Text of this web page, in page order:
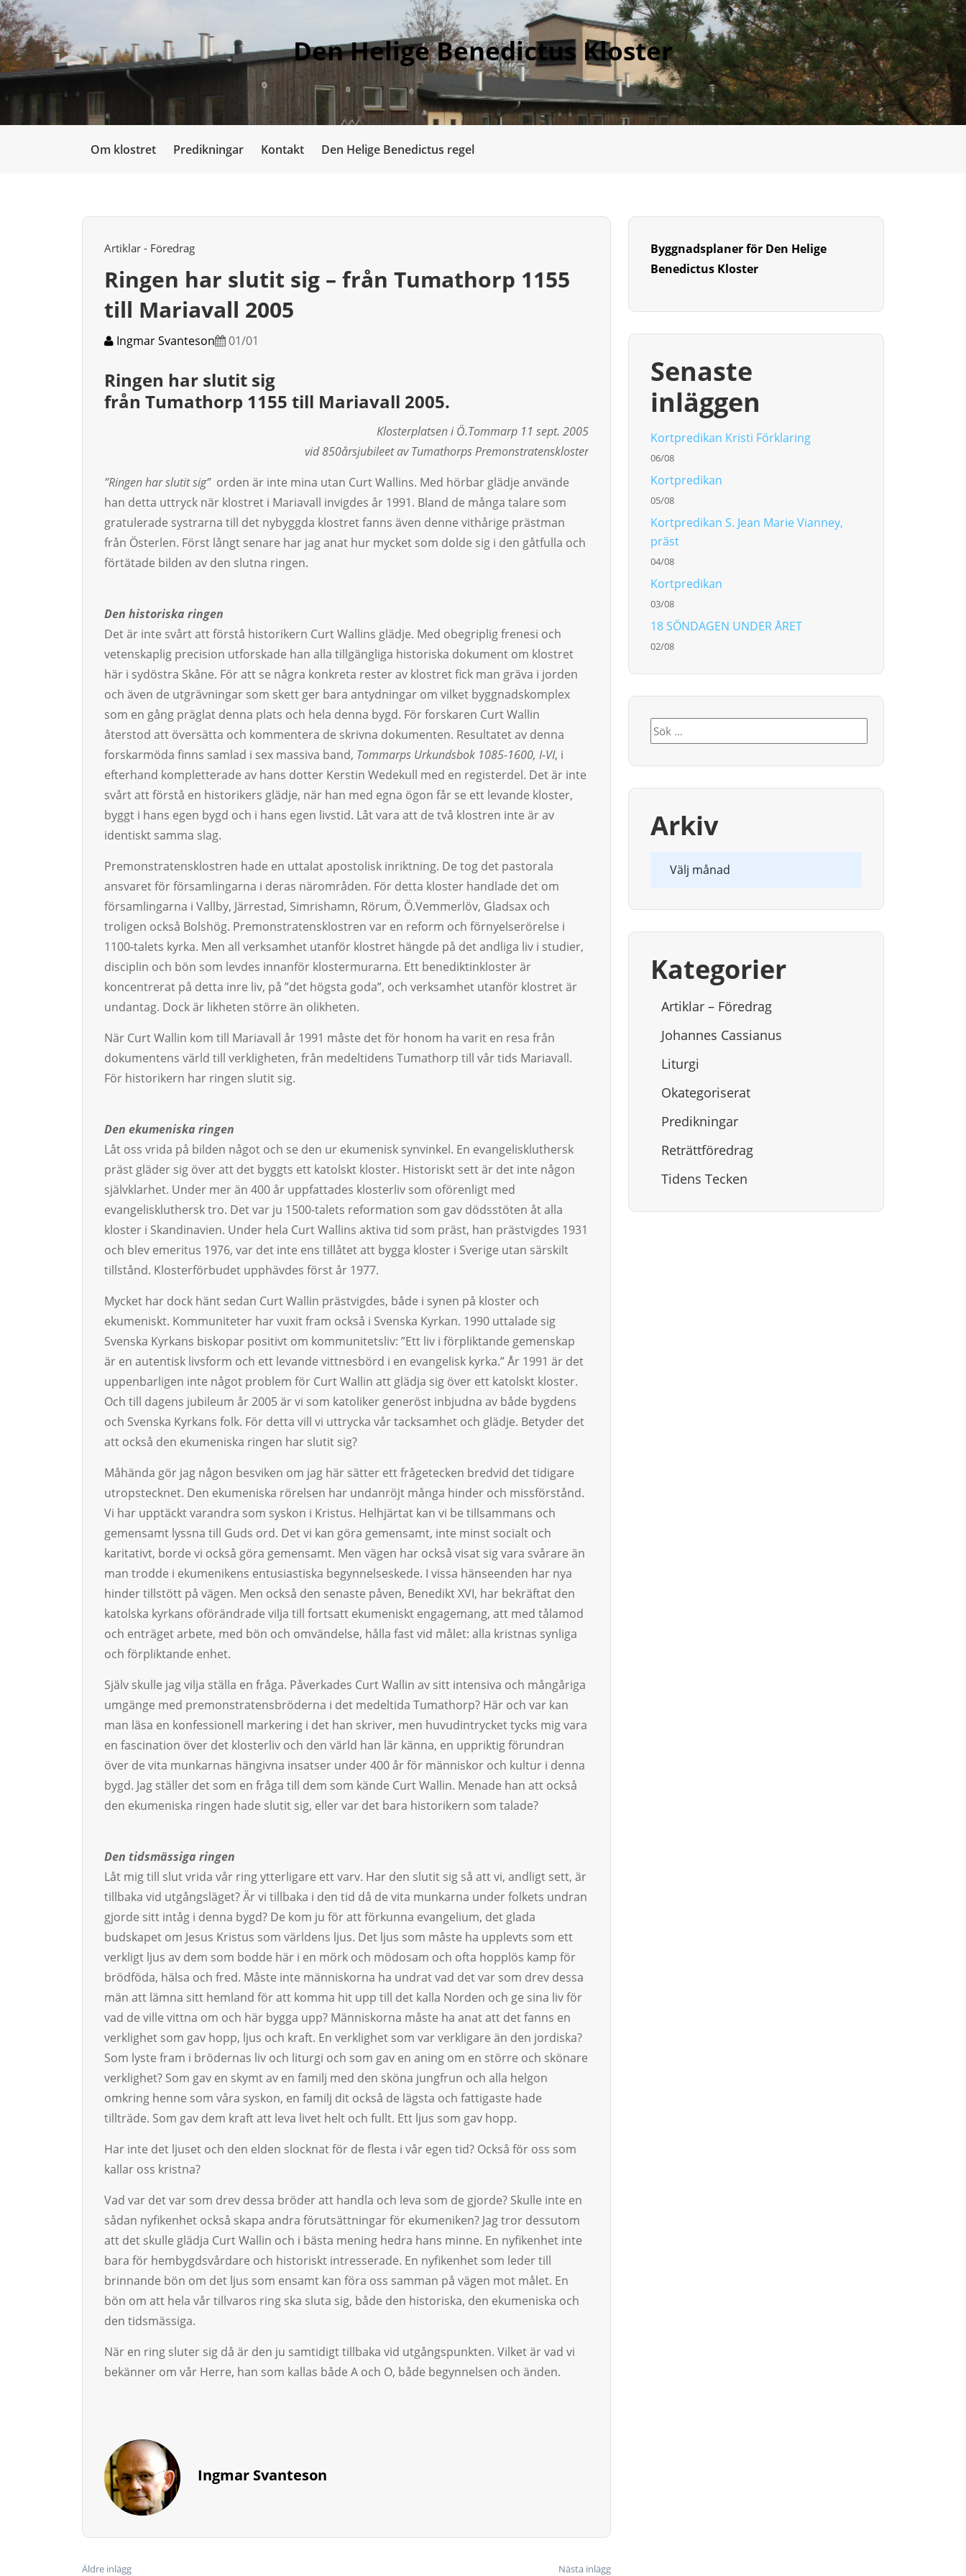
Den Helige Benedictus Kloster
Om klostret Predikningar Kontakt Den Helige Benedictus regel
Artiklar - Föredrag
Ringen har slutit sig – från Tumathorp 1155
till Mariavall 2005
Ingmar Svanteson 01/01
Ringen har slutit sig
från Tumathorp 1155 till Mariavall 2005.
Klosterplatsen i Ö.Tommarp 11 sept. 2005
vid 850årsjubileet av Tumathorps Premonstratenskloster
”Ringen har slutit sig”orden är inte mina utan Curt Wallins. Med hörbar glädje använde
han detta uttryck när klostret i Mariavall invigdes år 1991. Bland de många talare som
gratulerade systrarna till det nybyggda klostret fanns även denne vithårige prästman
från Österlen. Först långt senare har jag anat hur mycket som dolde sig i den gåtfulla och
förtätade bilden av den slutna ringen.
Den historiska ringen
Det är inte svårt att förstå historikern Curt Wallins glädje. Med obegriplig frenesi och
vetenskaplig precision utforskade han alla tillgängliga historiska dokument om klostret
här i sydöstra Skåne. För att se några konkreta rester av klostret fick man gräva i jorden
och även de utgrävningar som skett ger bara antydningar om vilket byggnadskomplex
som en gång präglat denna plats och hela denna bygd. För forskaren Curt Wallin
återstod att översätta och kommentera de skrivna dokumenten. Resultatet av denna
forskarmöda finns samlad i sex massiva band, Tommarps Urkundsbok 1085-1600, I-VI, i
efterhand kompletterade av hans dotter Kerstin Wedekull med en registerdel. Det är inte
svårt att förstå en historikers glädje, när han med egna ögon får se ett levande kloster,
byggt i hans egen bygd och i hans egen livstid. Låt vara att de två klostren inte är av
identiskt samma slag.
Premonstratensklostren hade en uttalat apostolisk inriktning. De tog det pastorala
ansvaret för församlingarna i deras närområden. För detta kloster handlade det om
församlingarna i Vallby, Järrestad, Simrishamn, Rörum, Ö.Vemmerlöv, Gladsax och
troligen också Bolshög. Premonstratensklostren var en reform och förnyelserörelse i
1100-talets kyrka. Men all verksamhet utanför klostret hängde på det andliga liv i studier,
disciplin och bön som levdes innanför klostermurarna. Ett benediktinkloster är
koncentrerat på detta inre liv, på ”det högsta goda”, och verksamhet utanför klostret är
undantag. Dock är likheten större än olikheten.
När Curt Wallin kom till Mariavall år 1991 måste det för honom ha varit en resa från
dokumentens värld till verkligheten, från medeltidens Tumathorp till vår tids Mariavall.
För historikern har ringen slutit sig.
Den ekumeniska ringen
Låt oss vrida på bilden något och se den ur ekumenisk synvinkel. En evangeliskluthersk
präst gläder sig över att det byggts ett katolskt kloster. Historiskt sett är det inte någon
självklarhet. Under mer än 400 år uppfattades klosterliv som oförenligt med
evangeliskluthersk tro. Det var ju 1500-talets reformation som gav dödsstöten åt alla
kloster i Skandinavien. Under hela Curt Wallins aktiva tid som präst, han prästvigdes 1931
och blev emeritus 1976, var det inte ens tillåtet att bygga kloster i Sverige utan särskilt
tillstånd. Klosterförbudet upphävdes först år 1977.
Mycket har dock hänt sedan Curt Wallin prästvigdes, både i synen på kloster och
ekumeniskt. Kommuniteter har vuxit fram också i Svenska Kyrkan. 1990 uttalade sig
Svenska Kyrkans biskopar positivt om kommunitetsliv: ”Ett liv i förpliktande gemenskap
är en autentisk livsform och ett levande vittnesbörd i en evangelisk kyrka.” År 1991 är det
uppenbarligen inte något problem för Curt Wallin att glädja sig över ett katolskt kloster.
Och till dagens jubileum år 2005 är vi som katoliker generöst inbjudna av både bygdens
och Svenska Kyrkans folk. För detta vill vi uttrycka vår tacksamhet och glädje. Betyder det
att också den ekumeniska ringen har slutit sig?
Måhända gör jag någon besviken om jag här sätter ett frågetecken bredvid det tidigare
utropstecknet. Den ekumeniska rörelsen har undanröjt många hinder och missförstånd.
Vi har upptäckt varandra som syskon i Kristus. Helhjärtat kan vi be tillsammans och
gemensamt lyssna till Guds ord. Det vi kan göra gemensamt, inte minst socialt och
karitativt, borde vi också göra gemensamt. Men vägen har också visat sig vara svårare än
man trodde i ekumenikens entusiastiska begynnelseskede. I vissa hänseenden har nya
hinder tillstött på vägen. Men också den senaste påven, Benedikt XVI, har bekräftat den
katolska kyrkans oförändrade vilja till fortsatt ekumeniskt engagemang, att med tålamod
och enträget arbete, med bön och omvändelse, hålla fast vid målet: alla kristnas synliga
och förpliktande enhet.
Själv skulle jag vilja ställa en fråga. Påverkades Curt Wallin av sitt intensiva och mångåriga
umgänge med premonstratensbröderna i det medeltida Tumathorp? Här och var kan
man läsa en konfessionell markering i det han skriver, men huvudintrycket tycks mig vara
en fascination över det klosterliv och den värld han lär känna, en uppriktig förundran
över de vita munkarnas hängivna insatser under 400 år för människor och kultur i denna
bygd. Jag ställer det som en fråga till dem som kände Curt Wallin. Menade han att också
den ekumeniska ringen hade slutit sig, eller var det bara historikern som talade?
Den tidsmässiga ringen
Låt mig till slut vrida vår ring ytterligare ett varv. Har den slutit sig så att vi, andligt sett, är
tillbaka vid utgångsläget? Är vi tillbaka i den tid då de vita munkarna under folkets undran
gjorde sitt intåg i denna bygd? De kom ju för att förkunna evangelium, det glada
budskapet om Jesus Kristus som världens ljus. Det ljus som måste ha upplevts som ett
verkligt ljus av dem som bodde här i en mörk och mödosam och ofta hopplös kamp för
brödföda, hälsa och fred. Måste inte människorna ha undrat vad det var som drev dessa
män att lämna sitt hemland för att komma hit upp till det kalla Norden och ge sina liv för
vad de ville vittna om och här bygga upp? Människorna måste ha anat att det fanns en
verklighet som gav hopp, ljus och kraft. En verklighet som var verkligare än den jordiska?
Som lyste fram i brödernas liv och liturgi och som gav en aning om en större och skönare
verklighet? Som gav en skymt av en familj med den sköna jungfrun och alla helgon
omkring henne som våra syskon, en familj dit också de lägsta och fattigaste hade
tillträde. Som gav dem kraft att leva livet helt och fullt. Ett ljus som gav hopp.
Har inte det ljuset och den elden slocknat för de flesta i vår egen tid? Också för oss som
kallar oss kristna?
Vad var det var som drev dessa bröder att handla och leva som de gjorde? Skulle inte en
sådan nyfikenhet också skapa andra förutsättningar för ekumeniken? Jag tror dessutom
att det skulle glädja Curt Wallin och i bästa mening hedra hans minne. En nyfikenhet inte
bara för hembygdsvårdare och historiskt intresserade. En nyfikenhet som leder till
brinnande bön om det ljus som ensamt kan föra oss samman på vägen mot målet. En
bön om att hela vår tillvaros ring ska sluta sig, både den historiska, den ekumeniska och
den tidsmässiga.
När en ring sluter sig då är den ju samtidigt tillbaka vid utgångspunkten. Vilket är vad vi
bekänner om vår Herre, han som kallas både A och O, både begynnelsen och änden.
Ingmar Svanteson
Äldre inlägg Nästa inlägg
Byggnadsplaner för Den Helige
Benedictus Kloster
Senaste
inläggen
Kortpredikan Kristi Förklaring
06/08
Kortpredikan
05/08
Kortpredikan S. Jean Marie Vianney,
präst
04/08
Kortpredikan
03/08
18 SÖNDAGEN UNDER ÅRET
02/08
Sök
efter:
Arkiv
Kategorier
Artiklar – Föredrag
Johannes Cassianus
Liturgi
Okategoriserat
Predikningar
Reträttföredrag
Tidens Tecken